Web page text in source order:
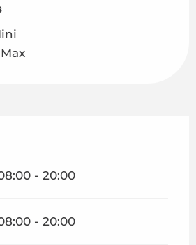
- 20:00
- 20:00